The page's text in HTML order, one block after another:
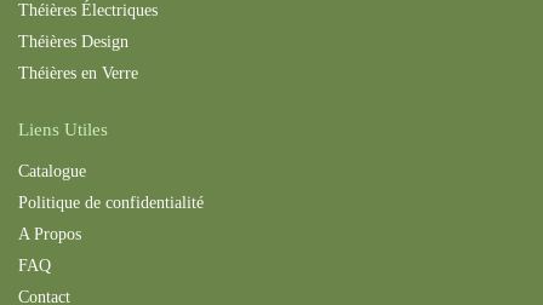
Théières Électriques
Théières Design
Théières en Verre
Liens Utiles
Catalogue
Politique de confidentialité
A Propos
FAQ
Contact